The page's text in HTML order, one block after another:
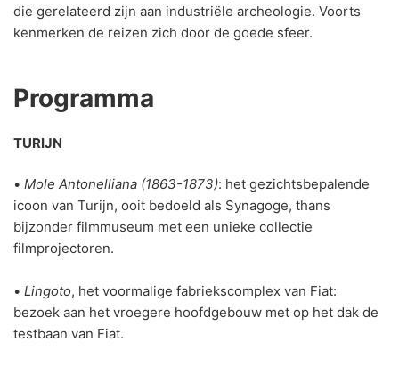
die gerelateerd zijn aan industriële archeologie. Voorts
kenmerken de reizen zich door de goede sfeer.
Programma
TURIJN
• Mole Antonelliana (1863-1873): het gezichtsbepalende
icoon van Turijn, ooit bedoeld als Synagoge, thans
bijzonder filmmuseum met een unieke collectie
filmprojectoren.
• Lingoto, het voormalige fabriekscomplex van Fiat:
bezoek aan het vroegere hoofdgebouw met op het dak de
testbaan van Fiat.